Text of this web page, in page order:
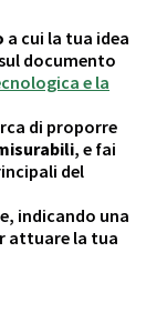
a cui la tua idea
documento
e la
link)di proporre
, e fai
del
indicando una
attuare la tua